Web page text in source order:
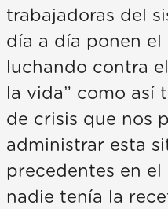
trabajadoras del
día a día ponen el
luchando contra
la vida” como así
de crisis que nos
administrar esta
precedentes en
nadie tenía la